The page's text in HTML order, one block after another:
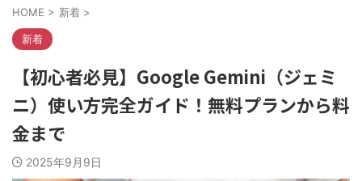
HOME > 新着 >
新着
【初心者必見】Google Gemini（ジェミ
ニ）使い方完全ガイド！無料プランから料
金まで
2025年9月9日